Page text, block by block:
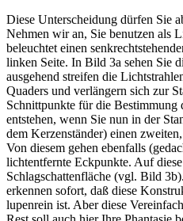
Diese Unterscheidung dürfen Sie
Nehmen wir an, Sie benutzen als
beleuchtet einen
linken Seite. In Bild 3a sehen Sie
ausgehend streifen die
Quaders und verlängern sich zur
Schnittpunkte für die Bestimmung
entstehen, wenn Sie nun in der
dem Kerzenständer) einen
Von diesem gehen ebenfalls
lichtentfernte Eckpunkte. Auf
Schlagschattenfläche (vgl. Bild
erkennen sofort, daß diese
lupenrein ist. Aber diese